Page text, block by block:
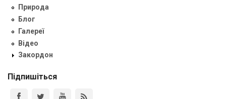
Природа
Блог
Галереї
Відео
Закордон
Підпишіться